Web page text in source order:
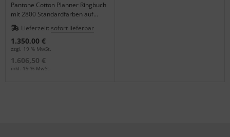
Pantone Cotton Planner Ringbuch
mit 2800 Standardfarben auf
Baumwolle für Fashion & Home
FHI.
Lieferzeit: sofort lieferbar
1.350,00 €
zzgl. 19 % MwSt.
1.606,50 €
inkl. 19 % MwSt.